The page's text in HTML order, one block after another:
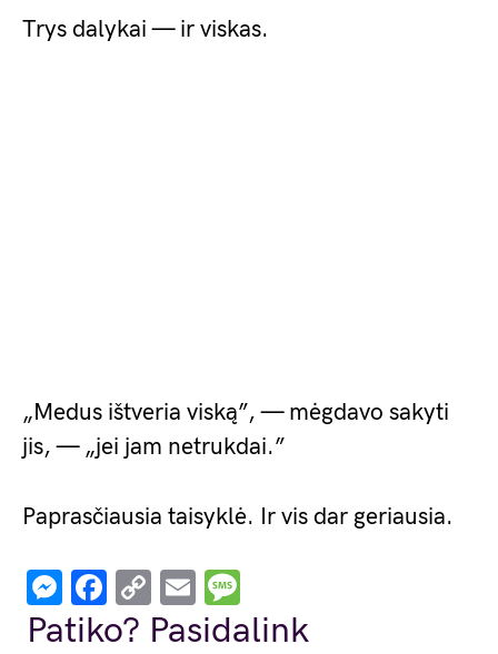
Trys dalykai — ir viskas.
„Medus ištveria viską”, — mėgdavo sakyti
jis, — „jei jam netrukdai.”
Paprasčiausia taisyklė. Ir vis dar geriausia.
Messenger
Facebook
Copy
Link
Email
Patiko? Pasidalink